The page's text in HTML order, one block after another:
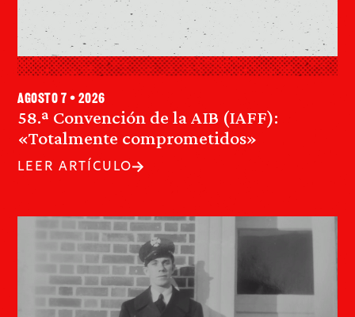
58.ª Convención de la AIB (IAFF):
«Totalmente comprometidos»
agosto 7 • 2026
LEER ARTÍCULO